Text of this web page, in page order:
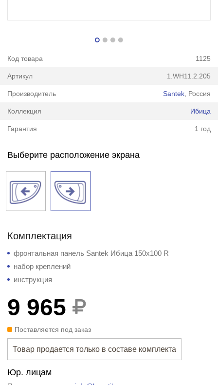
Код товара 1125
Артикул 1.WH11.2.205
Производитель Santek , Россия
Коллекция Ибица
Гарантия 1 год
Выберите расположение экрана
Комплектация
фронтальная панель Santek Ибица 150x100 R
набор креплений
инструкция
9 965
Поставляется под заказ
Товар продается только в составе комплекта
Юр. лицам